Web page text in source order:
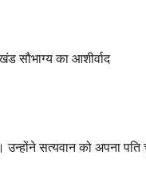
सत्यवान को अपना पति